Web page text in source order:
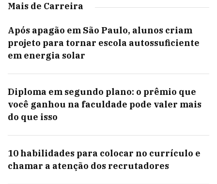
Mais de Carreira
Após apagão em São Paulo, alunos criam
projeto para tornar escola autossuficiente
em energia solar
Diploma em segundo plano: o prêmio que
você ganhou na faculdade pode valer mais
do que isso
10 habilidades para colocar no currículo e
chamar a atenção dos recrutadores